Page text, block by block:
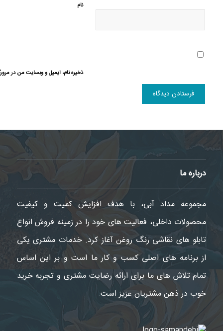
نام
ذخیره نام، ایمیل و وبسایت من در
درباره ما
مجموعه مداد آبی، با هدف افزایش کمیت و کیفیت
محصولات داخلی، فعالیت های خود را در زمینه فروش انواع
تابلو های نقاشی رنگ روغن آغاز کرد. خدمات مشتری یکی
از برنامه های اصلی کسب و کار ما است و بر این اساس
تمام تلاش های ما برای ارائه رضایت مشتری و تجربه خرید
خوب در ذهن مشتریان عزیز است.